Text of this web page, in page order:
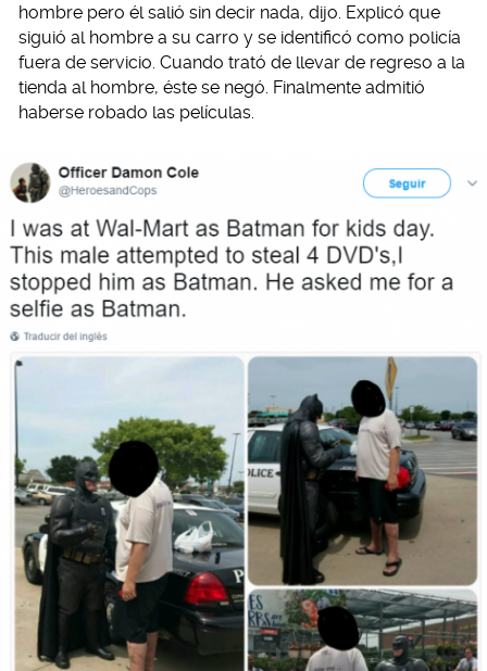
hombre pero él salió sin decir nada, dijo. Explicó que
siguió al hombre a su carro y se identificó como policía
fuera de servicio. Cuando trató de llevar de regreso a la
tienda al hombre, éste se negó. Finalmente admitió
haberse robado las películas.